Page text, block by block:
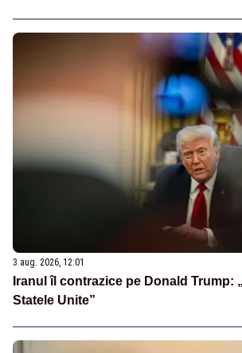
3 aug. 2026, 12:01
Iranul îl contrazice pe Donald Trump:
Statele Unite”